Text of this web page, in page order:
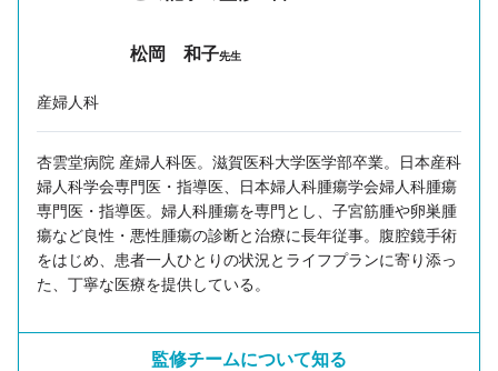
松岡 和子先生
産婦人科
杏雲堂病院 産婦人科医。滋賀医科大学医学部卒業。日本産科
婦人科学会専門医・指導医、日本婦人科腫瘍学会婦人科腫瘍
専門医・指導医。婦人科腫瘍を専門とし、子宮筋腫や卵巣腫
瘍など良性・悪性腫瘍の診断と治療に長年従事。腹腔鏡手術
をはじめ、患者一人ひとりの状況とライフプランに寄り添っ
た、丁寧な医療を提供している。
監修チームについて知る